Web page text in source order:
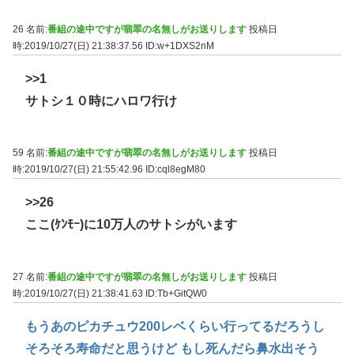
26 名前:番組の途中ですが翡翠の名無しがお送りします 投稿日
時:2019/10/27(日) 21:38:37.56 ID:w+1DXS2nM
>>1
サトシ１０時にハロワ行け
59 名前:番組の途中ですが翡翠の名無しがお送りします 投稿日
時:2019/10/27(日) 21:55:42.96
ID:cql8egM80
>>26
ここ(ｹﾝﾓｰ)に10万人のサトシがいます
27 名前:番組の途中ですが翡翠の名無しがお送りします 投稿日
時:2019/10/27(日) 21:38:41.63
ID:Tb+GitQW0
もうあのピカチュウ200レベくらい行ってるだろうし
そろそろ寿命だと思うけど もし死んだら鼻水出そう